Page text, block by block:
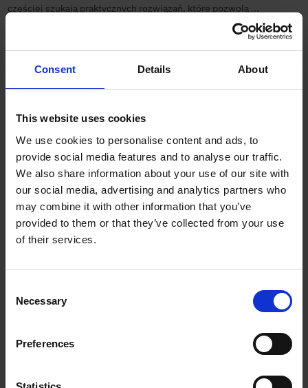
Consent Details About
This website uses cookies
We use cookies to personalise content and ads, to
provide social media features and to analyse our traffic.
We also share information about your use of our site with
our social media, advertising and analytics partners who
may combine it with other information that you’ve
provided to them or that they’ve collected from your use
of their services.
Selection
Necessary
Preferences
częściej szukają praktycznych rozwiązań, które pozwolą ...